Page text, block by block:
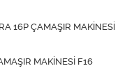
16P ÇAMAŞIR MAKİNESİ
MAKİNESİ F16